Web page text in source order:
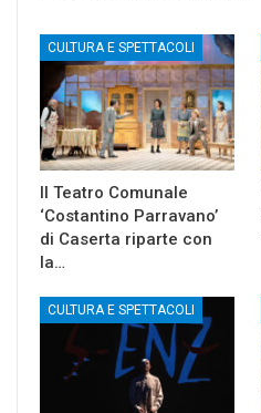
CULTURA E SPETTACOLI
Il Teatro Comunale
‘Costantino Parravano’
di Caserta riparte con
la…
CULTURA E SPETTACOLI